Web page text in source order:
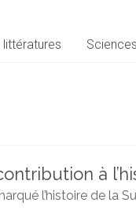
littératures
à
l’histoire de la